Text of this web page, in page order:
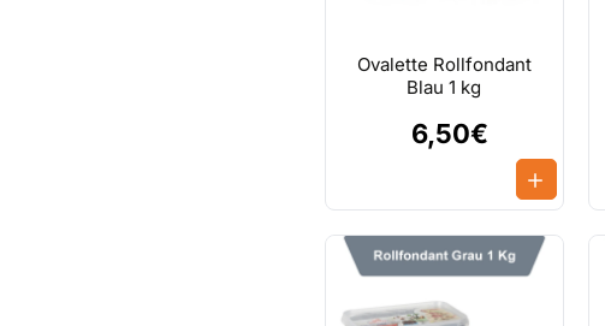
Ovalette Rollfondant
Blau 1 kg
6,50€